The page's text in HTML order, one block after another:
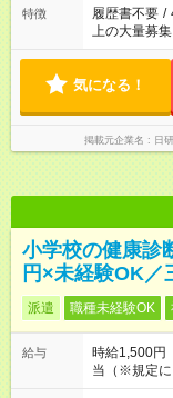
合は応募で
特徴 履歴書不要 /
上の大量募集
気になる！
掲載元企業名 日
小学校の健康診
円×未経験OK／
派遣 職種未経験OK
給与
時給1,500
当（※規定に